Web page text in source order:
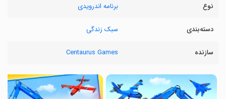
نوع برنامه اندرویدی
دسته‌بندی سبک زندگی
سازنده Centaurus Games